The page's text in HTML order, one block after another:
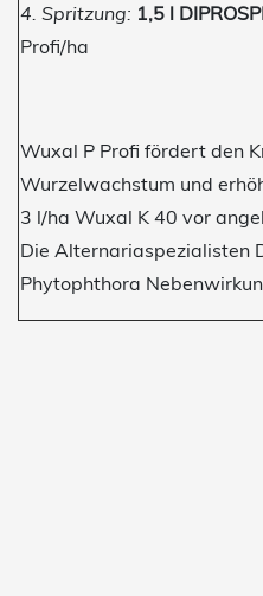
4. Spritzung: 1,5 l
Profi/ha
Wuxal P Profi fördert den
Wurzelwachstum und
3 l/ha Wuxal K 40 vor
Die Alternariaspezialisten